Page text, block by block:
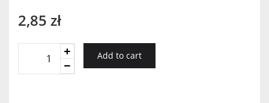
2,85 zł
TEKTUROWE
Add to cart